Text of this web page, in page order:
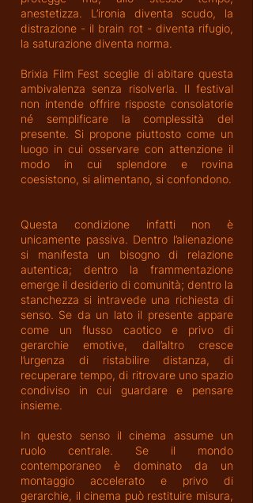
anestetizza. L’ironia diventa scudo, la
distrazione - il brain rot - diventa rifugio,
la saturazione diventa norma.
Brixia Film Fest sceglie di abitare questa
ambivalenza senza risolverla. Il festival
non intende offrire risposte consolatorie
né semplificare la complessità del
presente. Si propone piuttosto come un
luogo in cui osservare con attenzione il
modo in cui splendore e rovina
coesistono, si alimentano, si confondono.
Questa condizione infatti non è
unicamente passiva. Dentro l’alienazione
si manifesta un bisogno di relazione
autentica; dentro la frammentazione
emerge il desiderio di comunità; dentro la
stanchezza si intravede una richiesta di
senso. Se da un lato il presente appare
come un flusso caotico e privo di
gerarchie emotive, dall’altro cresce
l’urgenza di ristabilire distanza, di
recuperare tempo, di ritrovare uno spazio
condiviso in cui guardare e pensare
insieme.
In questo senso il cinema assume un
ruolo centrale. Se il mondo
contemporaneo è dominato da un
montaggio accelerato e privo di
gerarchie, il cinema può restituire misura,